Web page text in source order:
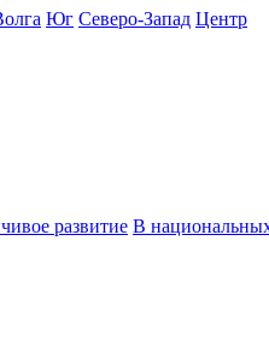
Юг Северо-Запад Центр
развитие В